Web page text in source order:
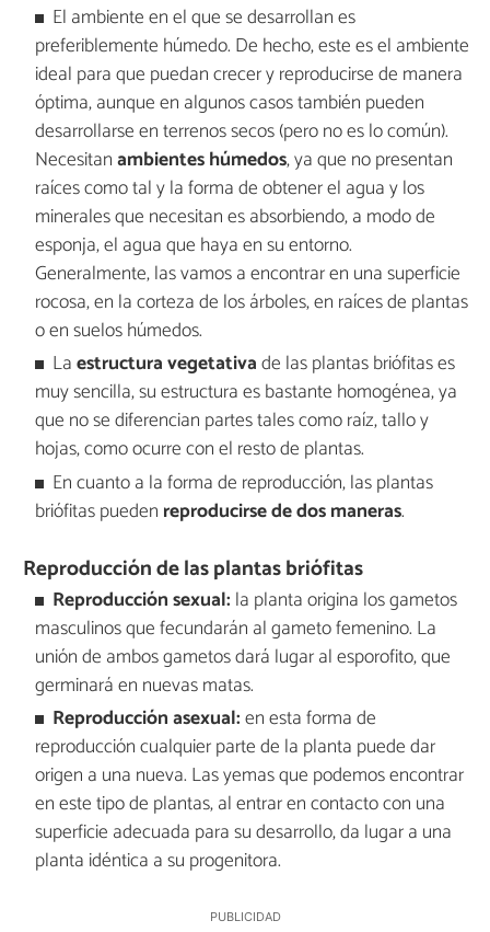
El ambiente en el que se desarrollan es
preferiblemente húmedo. De hecho, este es el ambiente
ideal para que puedan crecer y reproducirse de manera
óptima, aunque en algunos casos también pueden
desarrollarse en terrenos secos (pero no es lo común).
Necesitanambientes húmedos, ya que no presentan
raíces como tal y la forma de obtener el agua y los
minerales que necesitan es absorbiendo, a modo de
esponja, el agua que haya en su entorno.
Generalmente, las vamos a encontrar en una superficie
rocosa, en la corteza de los árboles, en raíces de plantas
o en suelos húmedos.
Laestructura vegetativade las plantas briófitas es
muy sencilla, su estructura es bastante homogénea, ya
que no se diferencian partes tales como raíz, tallo y
hojas, como ocurre con el resto de plantas.
En cuanto a la forma de reproducción, las plantas
briófitas pueden reproducirse de dos maneras.
Reproducción de las plantas briófitas
Reproducción sexual: la planta origina los gametos
masculinos que fecundarán al gameto femenino. La
unión de ambos gametos dará lugar al esporofito, que
germinará en nuevas matas.
Reproducción asexual:en esta forma de
reproducción cualquier parte de la planta puede dar
origen a una nueva. Las yemas que podemos encontrar
en este tipo de plantas, al entrar en contacto con una
superficie adecuada para su desarrollo, da lugar a una
planta idéntica a su progenitora.